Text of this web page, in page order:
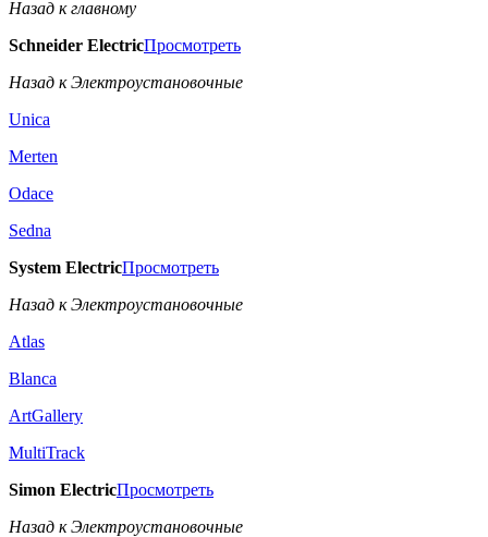
Назад к главному
Schneider ElectricПросмотреть
Назад к Электроустановочные
Unica
Merten
Odace
Sedna
System ElectricПросмотреть
Назад к Электроустановочные
Atlas
Blanca
ArtGallery
MultiTrack
Simon ElectricПросмотреть
Назад к Электроустановочные